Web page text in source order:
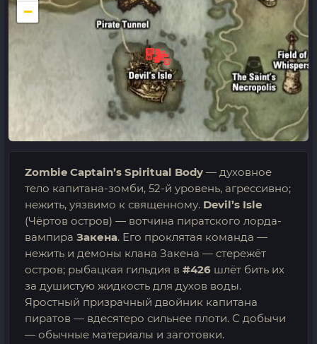
−
Zombie Captain’s Spiritual Body — духовное
тело капитана-зомби, 52-й уровень, агрессивно;
нежить, уязвимо к священному. Devil’s Isle
(Чёртов остров) — вотчина пиратского лорда-
вампира Закена. Его проклятая команда —
нежить и демоны клана Закена — стережёт
остров; рыбацкая гильдия в #426 шлёт бить их
за душистую жидкость для духов воды.
Яростный призрачный двойник капитана
пиратов — вдесятеро сильнее плоти. С добычи
— обычные материалы и заготовки.